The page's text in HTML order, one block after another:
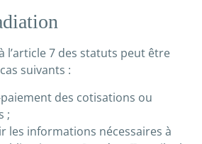
l’article 7 des statuts peut être
suivants :
des cotisations ou
;
les informations nécessaires à